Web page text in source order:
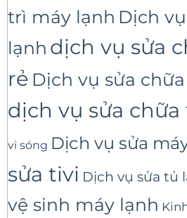
trì máy lạnh Dịch
lạnh dịch vụ sửa
rẻ Dịch vụ sửa
dịch vụ sửa chữa
vi sóng Dịch vụ sửa
sửa tivi Dịch vụ sửa tủ
vệ sinh máy lạnh